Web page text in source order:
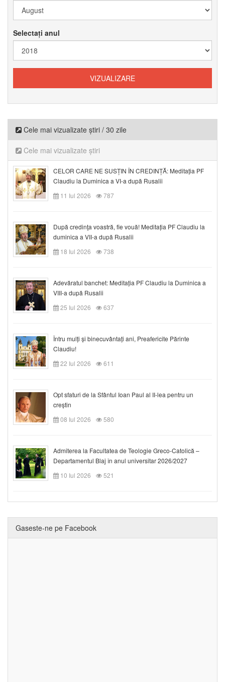
Selectați anul
Cele mai vizualizate știri / 30 zile
Cele mai vizualizate știri
CELOR CARE NE SUSȚIN ÎN CREDINȚĂ: Meditația PF
Claudiu la Duminica a VI-a după Rusalii
11 Iul 2026
787
După credinţa voastră, fie vouă! Meditația PF Claudiu la
duminica a VII-a după Rusalii
18 Iul 2026
738
Adevăratul banchet: Meditația PF Claudiu la Duminica a
VIII-a după Rusalii
25 Iul 2026
637
Întru mulți și binecuvântați ani, Preafericite Părinte
Claudiu!
22 Iul 2026
611
Opt sfaturi de la Sfântul Ioan Paul al II-lea pentru un
creștin
08 Iul 2026
580
Admiterea la Facultatea de Teologie Greco-Catolică –
Departamentul Blaj în anul universitar 2026/2027
10 Iul 2026
521
Gaseste-ne pe Facebook